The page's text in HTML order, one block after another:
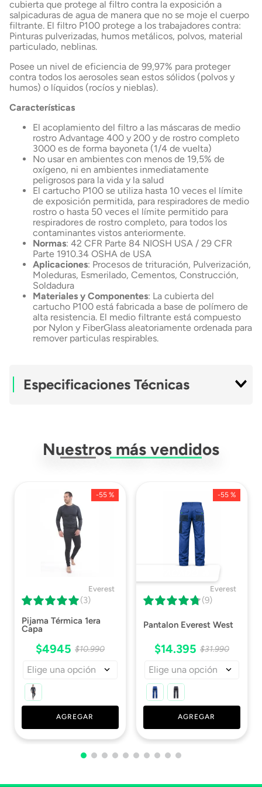
cubierta que protege al filtro contra la exposición a
salpicaduras de agua de manera que no se moje el cuerpo
filtrante. El filtro P100 protege a los trabajadores contra:
Pinturas pulverizadas, humos metálicos, polvos, material
particulado, neblinas.
Posee un nivel de eficiencia de 99,97% para proteger
contra todos los aerosoles sean estos sólidos (polvos y
humos) o líquidos (rocíos y nieblas).
Características
El acoplamiento del filtro a las máscaras de medio
rostro Advantage 400 y 200 y de rostro completo
3000 es de forma bayoneta (1/4 de vuelta)
No usar en ambientes con menos de 19,5% de
oxígeno, ni en ambientes inmediatamente
peligrosos para la vida y la salud
El cartucho P100 se utiliza hasta 10 veces el límite
de exposición permitida, para respiradores de medio
rostro o hasta 50 veces el límite permitido para
respiradores de rostro completo, para todos los
contaminantes vistos anteriormente.
Normas: 42 CFR Parte 84 NIOSH USA / 29 CFR
Parte 1910.34 OSHA de USA
Aplicaciones: Procesos de trituración, Pulverización,
Moleduras, Esmerilado, Cementos, Construcción,
Soldadura
Materiales y Componentes: La cubierta del
cartucho P100 está fabricada a base de polímero de
alta resistencia. El medio filtrante está compuesto
por Nylon y FiberGlass aleatoriamente ordenada para
remover particulas respirables.
Especificaciones Técnicas
Mantenimiento
Uso En Atomosferas
Compatibilidad
Respiradores De
Medio Y Rostro
Tipo De Cartucho
Ficha Técnica
Descargar Ficha
Técnica
Nuestros más vendidos
-55 %
Everest
(3)
Pijama Térmica 1era
Capa
$4945 $10.990
Elige una opción
AGREGAR
-55 %
Everest
(9)
Pantalon Everest West
$14.395 $31.990
Elige una opción
AGREGAR